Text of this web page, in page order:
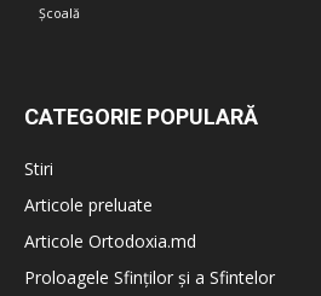
Școală
CATEGORIE POPULARĂ
Stiri
Articole preluate
Articole Ortodoxia.md
Proloagele Sfinților și a Sfintelor